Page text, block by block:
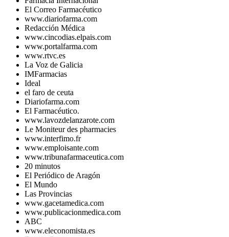
El Correo Farmacéutico
www.diariofarma.com
Redacción Médica
www.cincodias.elpais.com
www.portalfarma.com
www.rtvc.es
La Voz de Galicia
IMFarmacias
Ideal
el faro de ceuta
Diariofarma.com
El Farmacéutico.
www.lavozdelanzarote.com
Le Moniteur des pharmacies
www.interfimo.fr
www.emploisante.com
www.tribunafarmaceutica.com
20 minutos
El Periódico de Aragón
El Mundo
Las Provincias
www.gacetamedica.com
www.publicacionmedica.com
ABC
www.eleconomista.es